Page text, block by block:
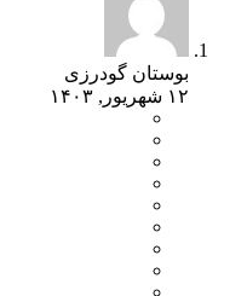
بوستان گودرزی
۱۲ شهریور, ۱۴۰۳